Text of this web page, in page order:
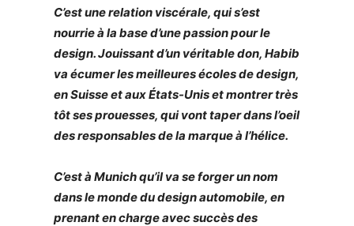
C’est une relation viscérale, qui s’est
nourrie à la base d’une passion pour le
design. Jouissant d’un véritable don, Habib
va écumer les meilleures écoles de design,
en Suisse et aux États-Unis et montrer très
tôt ses prouesses, qui vont taper dans l’oeil
des responsables de la marque à l’hélice.
C’est à Munich qu’il va se forger un nom
dans le monde du design automobile, en
prenant en charge avec succès des